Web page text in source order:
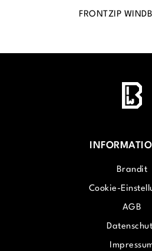
FRONTZIP
Brandit
Cookie-
AGB